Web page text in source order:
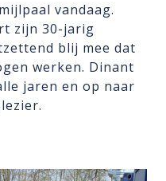
vandaag.
zijn 30-jarig
blij mee dat
werken. Dinant
jaren en op naar